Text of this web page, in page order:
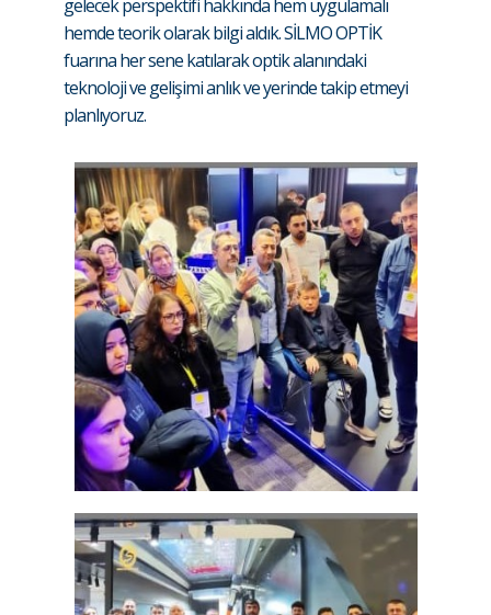
gelecek perspektifi hakkında hem uygulamalı
hemde teorik olarak bilgi aldık. SİLMO OPTİK
fuarına her sene katılarak optik alanındaki
teknoloji ve gelişimi anlık ve yerinde takip etmeyi
planlıyoruz.